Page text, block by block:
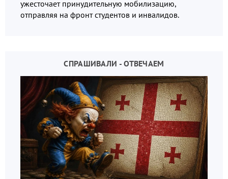
ужесточает принудительную мобилизацию,
отправляя на фронт студентов и инвалидов.
СПРАШИВАЛИ - ОТВЕЧАЕМ